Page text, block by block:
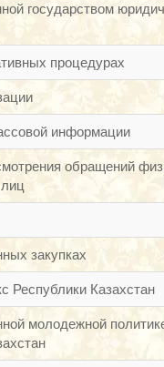
государством
процедурах
информации
обращений
закупках
Республики Казахстан
молодежной